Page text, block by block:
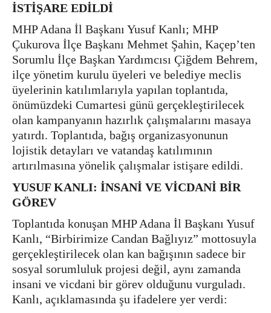
İSTİŞARE EDİLDİ
MHP Adana İl Başkanı Yusuf Kanlı; MHP
Çukurova İlçe Başkanı Mehmet Şahin, Kaçep’ten
Sorumlu İlçe Başkan Yardımcısı Çiğdem Behrem,
ilçe yönetim kurulu üyeleri ve belediye meclis
üyelerinin katılımlarıyla yapılan toplantıda,
önümüzdeki Cumartesi günü gerçekleştirilecek
olan kampanyanın hazırlık çalışmalarını masaya
yatırdı. Toplantıda, bağış organizasyonunun
lojistik detayları ve vatandaş katılımının
artırılmasına yönelik çalışmalar istişare edildi.
YUSUF KANLI: İNSANİ VE VİCDANİ BİR
GÖREV
Toplantıda konuşan MHP Adana İl Başkanı Yusuf
Kanlı, “Birbirimize Candan Bağlıyız” mottosuyla
gerçekleştirilecek olan kan bağışının sadece bir
sosyal sorumluluk projesi değil, aynı zamanda
insani ve vicdani bir görev olduğunu vurguladı.
Kanlı, açıklamasında şu ifadelere yer verdi: